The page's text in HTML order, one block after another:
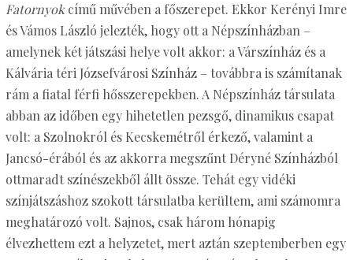
Fatornyokcímű művében a főszerepet. Ekkor Kerényi Imre
és Vámos László jelezték, hogy ott a Népszínházban –
amelynek két játszási helye volt akkor: a Várszínház és a
Kálvária téri Józsefvárosi Színház – továbbra is számítanak
rám a fiatal férfi hősszerepekben. A Népszínház társulata
abban az időben egy hihetetlen pezsgő, dinamikus csapat
volt: a Szolnokról és Kecskemétről érkező, valamint a
Jancsó-érából és az akkorra megszűnt Déryné Színházból
ottmaradt színészekből állt össze. Tehát egy vidéki
színjátszáshoz szokott társulatba kerültem, ami számomra
meghatározó volt. Sajnos, csak három hónapig
élvezhettem ezt a helyzetet, mert aztán szeptemberben egy